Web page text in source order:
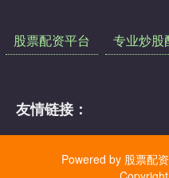
股票配资平台 专业炒股
友情链接：
Powered by 股票配